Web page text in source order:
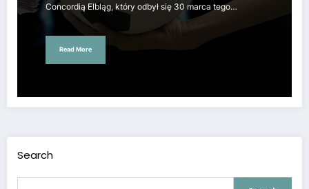
Concordią Elbląg, który odbył się 30 marca tego…
Read More
Search